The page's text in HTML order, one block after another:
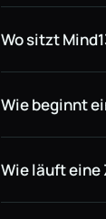
Wo sitzt
Wie beginnt
Wie läuft eine